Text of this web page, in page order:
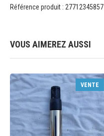
Référence produit : 27712345857
VOUS AIMEREZ AUSSI
VENTE